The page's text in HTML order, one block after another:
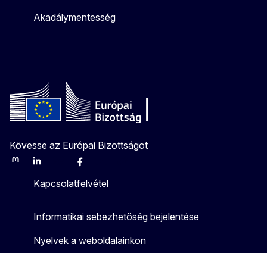
Akadálymentesség
Kövesse az Európai Bizottságot
MastodonLinkedInBlueskyFacebook
Kapcsolatfelvétel
Informatikai sebezhetőség bejelentése
Nyelvek a weboldalainkon